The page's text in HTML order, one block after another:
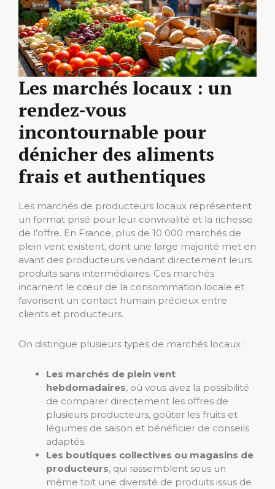
Les marchés locaux : un
rendez-vous
incontournable pour
dénicher des aliments
frais et authentiques
Les marchés de producteurs locaux représentent
un format prisé pour leur convivialité et la richesse
de l’offre. En France, plus de 10 000 marchés de
plein vent existent, dont une large majorité met en
avant des producteurs vendant directement leurs
produits sans intermédiaires. Ces marchés
incarnent le cœur de la consommation locale et
favorisent un contact humain précieux entre
clients et producteurs.
On distingue plusieurs types de marchés locaux :
Les marchés de plein vent
hebdomadaires, où vous avez la possibilité
de comparer directement les offres de
plusieurs producteurs, goûter les fruits et
légumes de saison et bénéficier de conseils
adaptés.
Les boutiques collectives ou magasins de
producteurs, qui rassemblent sous un
même toit une diversité de produits issus de